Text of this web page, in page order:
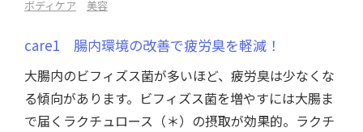
ボディケア
美容
care1 腸内環境の改善で疲労臭を軽減！
大腸内のビフィズス菌が多いほど、疲労臭は少なくな
る傾向があります。ビフィズス菌を増やすには大腸ま
で届くラクチュロース（＊）の摂取が効果的。ラクチ